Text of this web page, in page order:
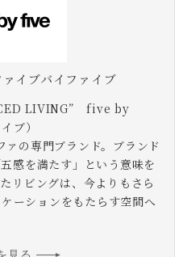
イブバイファイブ
LIVING” five by
ブ）
の専門ブランド。ブランド
を満たす」という意味を
ビングは、今よりもさら
ーションをもたらす空間へ
見る